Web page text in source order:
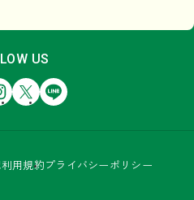
US
X LINE
利用規約 プライバシーポリシー